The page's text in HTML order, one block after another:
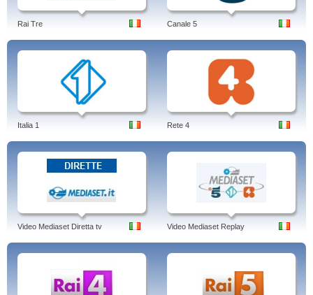
programmi di approfondimento, rubriche esclusive e partite in diretta anche
fuori casa.Inizia l’avventura dei Mondiali! Preparati e gustateli al 100% con
Sky!M
Tags: sky sport, streaming, 24, 1, video, f1, sky sport 1, streaming, probabili
formazioni, programmazione, 2
Rai Tre Canale 5
Italia 1 Rete 4
Video Mediaset Diretta tv Video Mediaset Replay